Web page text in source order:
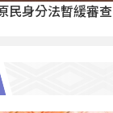
民身分法暫緩審查